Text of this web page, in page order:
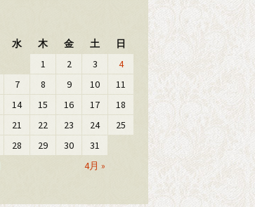
水 木 金 土 日
4月 »
1 2 3
4
7 8 9 10
11
14 15 16 17
18
21 22 23 24
25
28 29 30 31